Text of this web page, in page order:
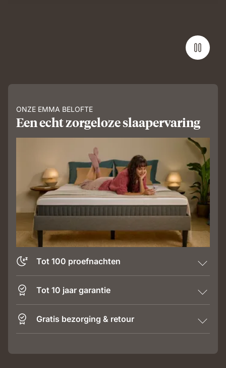
ONZE EMMA BELOFTE
Een echt zorgeloze slaapervaring
Tot 100 proefnachten
Tot 10 jaar garantie
Gratis bezorging & retour